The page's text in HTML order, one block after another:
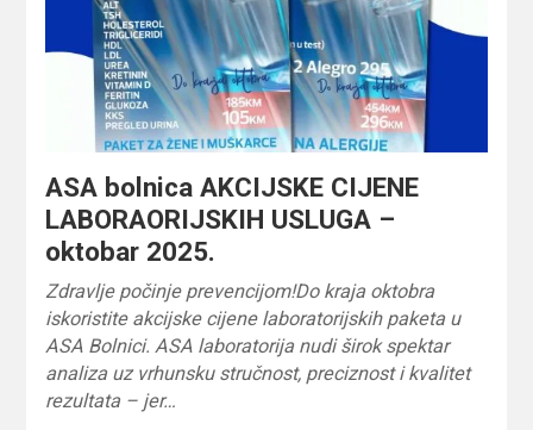
ASA bolnica AKCIJSKE CIJENE
LABORAORIJSKIH USLUGA –
oktobar 2025.
Zdravlje počinje prevencijom!Do kraja oktobra
iskoristite akcijske cijene laboratorijskih paketa u
ASA Bolnici. ASA laboratorija nudi širok spektar
analiza uz vrhunsku stručnost, preciznost i kvalitet
rezultata – jer…